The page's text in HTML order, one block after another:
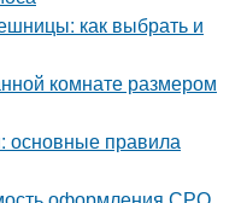
как выбрать и
комнате размером
основные правила